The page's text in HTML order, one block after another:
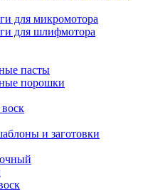
для микромотора
для шлифмотора
пасты
порошки
и заготовки